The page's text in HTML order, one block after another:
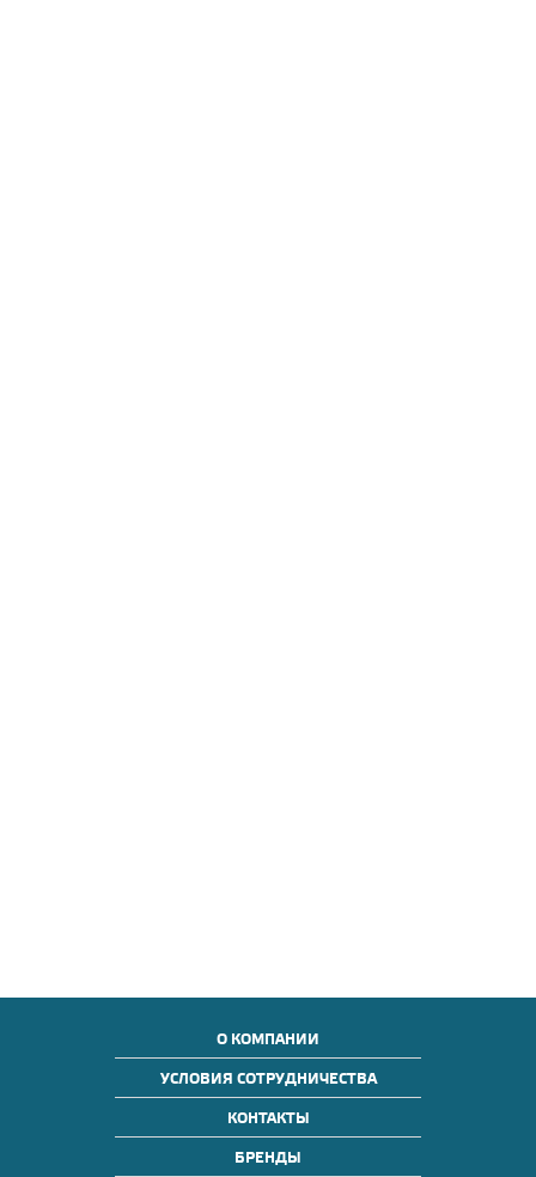
О КОМПАНИИ
УСЛОВИЯ СОТРУДНИЧЕСТВА
КОНТАКТЫ
БРЕНДЫ